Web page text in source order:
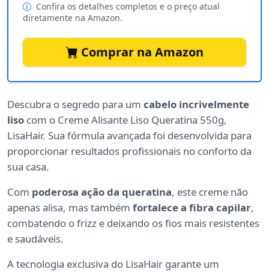
Confira os detalhes completos e o preço atual
diretamente na Amazon.
Comprar na Amazon
Descubra o segredo para um cabelo incrivelmente
liso com o Creme Alisante Liso Queratina 550g,
LisaHair. Sua fórmula avançada foi desenvolvida para
proporcionar resultados profissionais no conforto da
sua casa.
Com poderosa ação da queratina, este creme não
apenas alisa, mas também fortalece a fibra capilar,
combatendo o frizz e deixando os fios mais resistentes
e saudáveis.
A tecnologia exclusiva do LisaHair garante um